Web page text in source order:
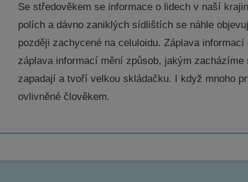
Se středověkem se informace o lidech v naší
polích a dávno zaniklých sídlištích se náhle
později zachycené na celuloidu. Záplava
záplava informací mění způsob, jakým
zapadají a tvoří velkou skládačku. I když mnoho
ovlivněné člověkem.